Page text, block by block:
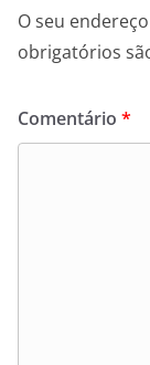
O seu
obrigatórios
Comentário *